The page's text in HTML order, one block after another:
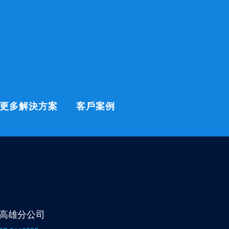
更多解決方案 客戶案例
雄分公司